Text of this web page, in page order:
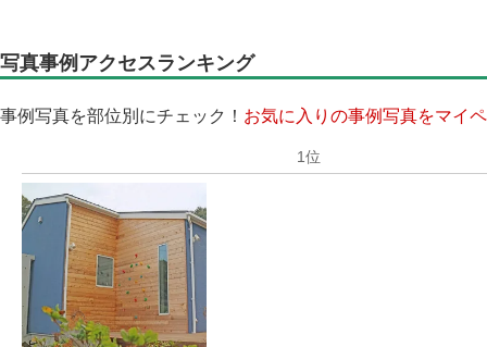
写真事例アクセスランキング
事例写真を部位別にチェック！ お気に入りの事例写真をマイ